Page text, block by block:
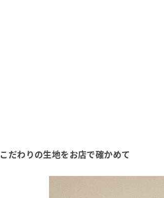
こだわりの生地をお店で確かめて